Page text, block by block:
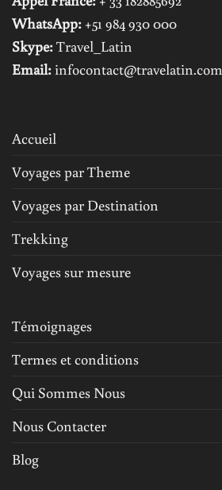
WhatsApp: +51 984 930 000
Skype:Travel_Latin
Email:infocontact@travelatin.com
Accueil
Voyages par Theme
Voyages par Destination
Trekking
Voyages sur mesure
Témoignages
Termes et conditions
Qui Sommes Nous
Nous Contacter
Blog